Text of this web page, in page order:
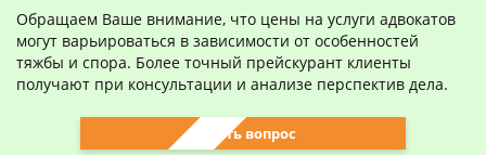
Обращаем Ваше внимание, что цены на услуги адвокатов
могут варьироваться в зависимости от особенностей
тяжбы и спора. Более точный прейскурант клиенты
получают при консультации и анализе перспектив дела.
Задать вопрос